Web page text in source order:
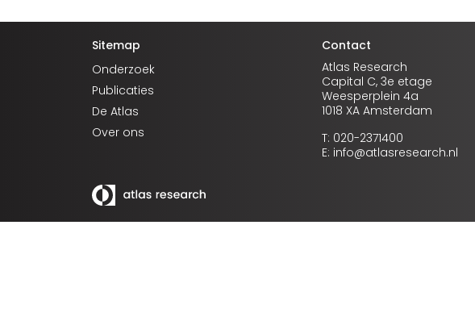
Sitemap
Onderzoek
Publicaties
De Atlas
Over ons
Contact
Atlas Research
Capital C, 3e etage
Weesperplein 4a
1018 XA Amsterdam
T: 020-2371400
E: info@atlasresearch.nl